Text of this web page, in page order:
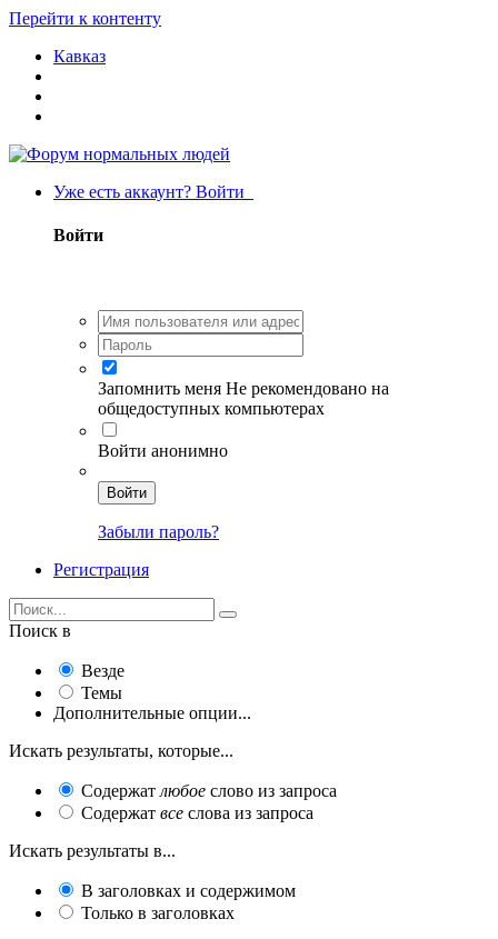
Перейти к контенту
Кавказ
Уже есть аккаунт? Войти
Войти
Запомнить меня Не рекомендовано на
общедоступных компьютерах
Войти анонимно
Войти
Забыли пароль?
Регистрация
Поиск в
Везде
Темы
Дополнительные опции...
Искать результаты, которые...
Содержат любое слово из запроса
Содержат все слова из запроса
Искать результаты в...
В заголовках и содержимом
Только в заголовках